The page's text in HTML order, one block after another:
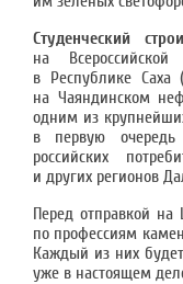
Студенческий
на
в Республике Саха
на Чаяндинском
одним из
в первую очередь
российских
и других регионов
Перед отправкой
по профессиям
Каждый из них
уже в настоящем